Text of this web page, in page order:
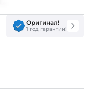
Оригинал!
1 год гарантии!